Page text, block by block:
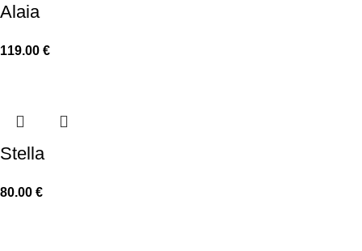
Alaia
119.00 €
Stella
80.00 €